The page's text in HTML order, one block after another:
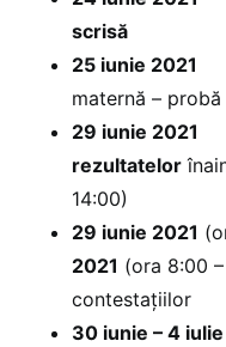
scrisă
25 iunie 2021
maternă – probă
29 iunie 2021
rezultatelor
14:00)
29 iunie 2021
2021 (ora 8:00
contestațiilor
30 iunie – 4